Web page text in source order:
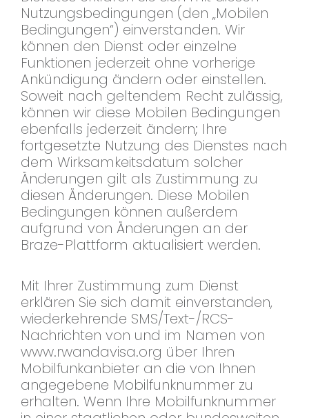
Nutzungsbedingungen (den „Mobilen
Bedingungen“) einverstanden. Wir
können den Dienst oder einzelne
Funktionen jederzeit ohne vorherige
Ankündigung ändern oder einstellen.
Soweit nach geltendem Recht zulässig,
können wir diese Mobilen Bedingungen
ebenfalls jederzeit ändern; Ihre
fortgesetzte Nutzung des Dienstes nach
dem Wirksamkeitsdatum solcher
Änderungen gilt als Zustimmung zu
diesen Änderungen. Diese Mobilen
Bedingungen können außerdem
aufgrund von Änderungen an der
Braze-Plattform aktualisiert werden.
Mit Ihrer Zustimmung zum Dienst
erklären Sie sich damit einverstanden,
wiederkehrende SMS/Text-/RCS-
Nachrichten von und im Namen von
www.rwandavisa.org über Ihren
Mobilfunkanbieter an die von Ihnen
angegebene Mobilfunknummer zu
erhalten. Wenn Ihre Mobilfunknummer